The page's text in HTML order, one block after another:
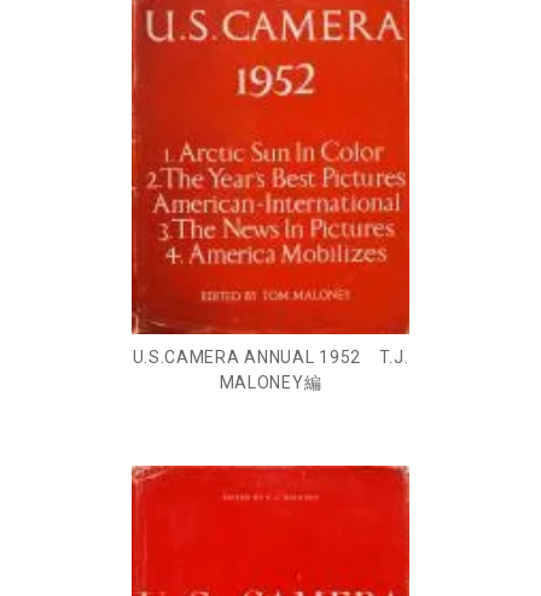
U.S.CAMERA ANNUAL 1952 T.J.
MALONEY編